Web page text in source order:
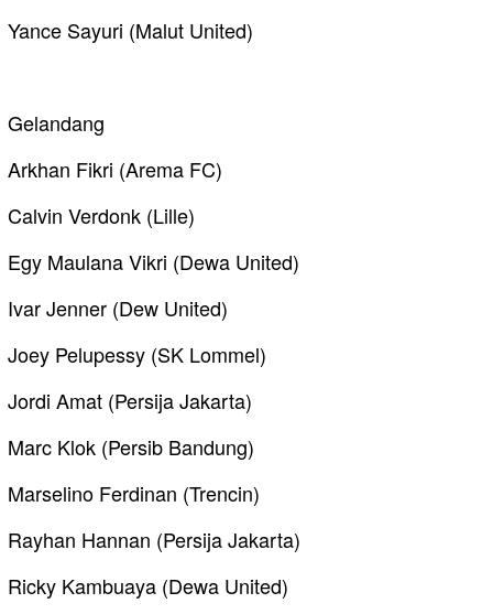
Yance Sayuri (Malut United)
Gelandang
Arkhan Fikri (Arema FC)
Calvin Verdonk (Lille)
Egy Maulana Vikri (Dewa United)
Ivar Jenner (Dew United)
Joey Pelupessy (SK Lommel)
Jordi Amat (Persija Jakarta)
Marc Klok (Persib Bandung)
Marselino Ferdinan (Trencin)
Rayhan Hannan (Persija Jakarta)
Ricky Kambuaya (Dewa United)